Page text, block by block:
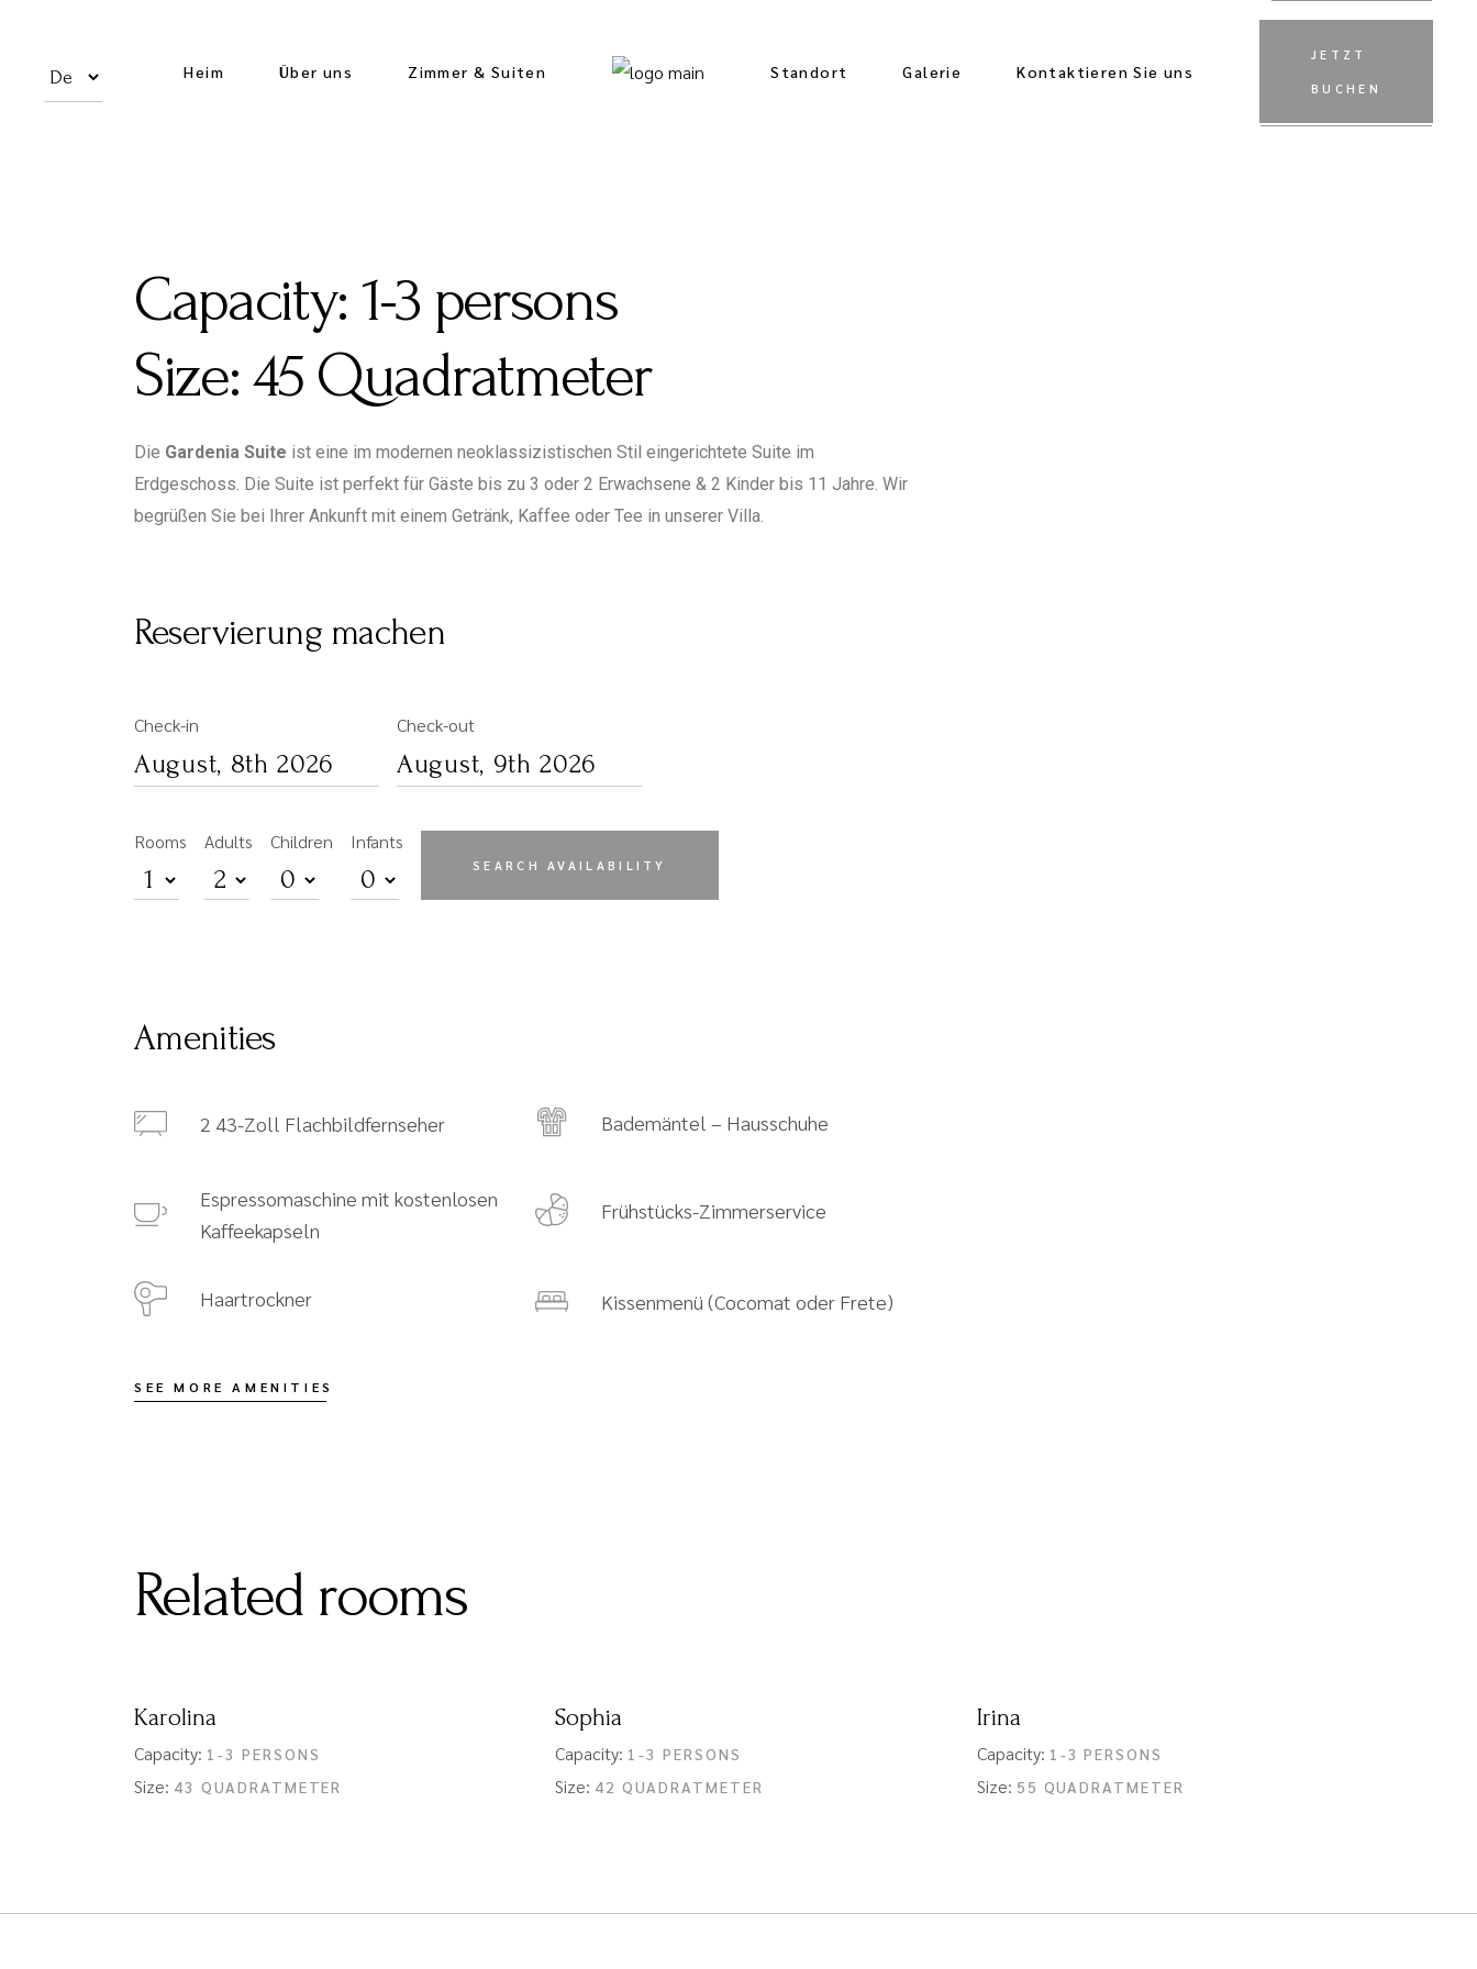
Heim Über uns Zimmer & Suiten Standort Galerie Kontaktieren Sie uns
JETZT
BUCHEN
Capacity: 1-3 persons
Size:45 Quadratmeter
Die Gardenia Suite ist eine im modernen neoklassizistischen Stil eingerichtete Suite im
Erdgeschoss. Die Suite ist perfekt für Gäste bis zu 3 oder 2 Erwachsene & 2 Kinder bis 11 Jahre. Wir
begrüßen Sie bei Ihrer Ankunft mit einem Getränk, Kaffee oder Tee in unserer Villa.
Reservierung machen
Check-in Check-out
Rooms Adults Children Infants
SEARCH AVAILABILITY
Amenities
2 43-Zoll Flachbildfernseher Bademäntel – Hausschuhe
Espressomaschine mit kostenlosen
Kaffeekapseln
Frühstücks-Zimmerservice
Haartrockner Kissenmenü (Cocomat oder Frete)
SEE MORE AMENITIES
Related rooms
Karolina
Capacity: 1-3 PERSONS
Size: 43 QUADRATMETER
Sophia
Capacity: 1-3 PERSONS
Size: 42 QUADRATMETER
Irina
Capacity: 1-3 PERSONS
Size: 55 QUADRATMETER